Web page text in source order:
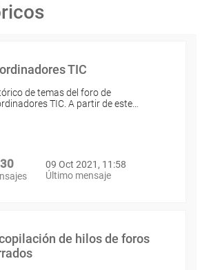
TIC
de temas del foro de
TIC. A partir de este…
09 Oct 2021, 11:58
Último mensaje
de hilos de foros